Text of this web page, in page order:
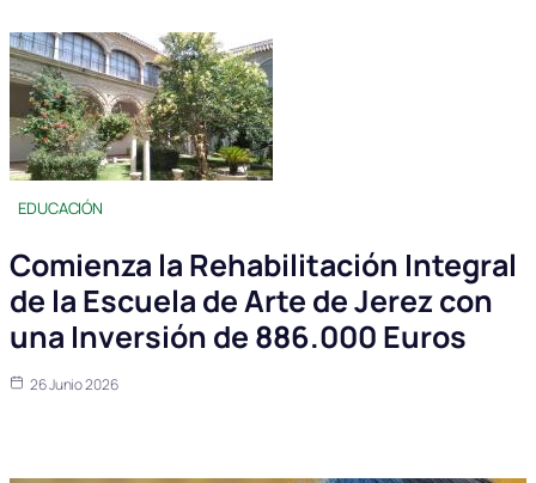
EDUCACIÓN
Comienza la Rehabilitación Integral
de la Escuela de Arte de Jerez con
una Inversión de 886.000 Euros
26 Junio 2026